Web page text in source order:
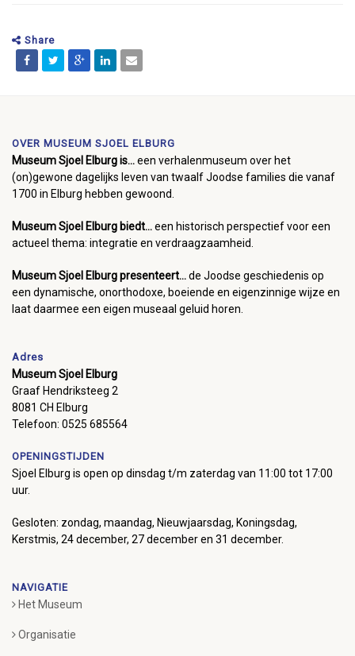
Share
OVER MUSEUM SJOEL ELBURG
Museum Sjoel Elburg is...een verhalenmuseum over het
(on)gewone dagelijks leven van twaalf Joodse families die vanaf
1700 in Elburg hebben gewoond.
Museum Sjoel Elburg biedt...een historisch perspectief voor een
actueel thema: integratie en verdraagzaamheid.
Museum Sjoel Elburg presenteert...de Joodse geschiedenis op
een dynamische, onorthodoxe, boeiende en eigenzinnige wijze en
laat daarmee een eigen museaal geluid horen.
Adres
Museum Sjoel Elburg
Graaf Hendriksteeg 2
8081 CH Elburg
Telefoon: 0525 685564
OPENINGSTIJDEN
Sjoel Elburg is open op dinsdag t/m zaterdag van 11:00 tot 17:00
uur.
Gesloten: zondag, maandag, Nieuwjaarsdag, Koningsdag,
Kerstmis, 24 december, 27 december en 31 december.
NAVIGATIE
Het Museum
Organisatie